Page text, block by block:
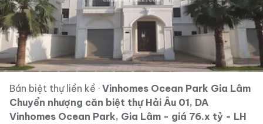
Bán biệt thự liền kề · Vinhomes Ocean Park Gia Lâm
Chuyển nhượng căn biệt thự Hải Âu 01, DA
Vinhomes Ocean Park, Gia Lâm - giá 76.x tỷ - LH